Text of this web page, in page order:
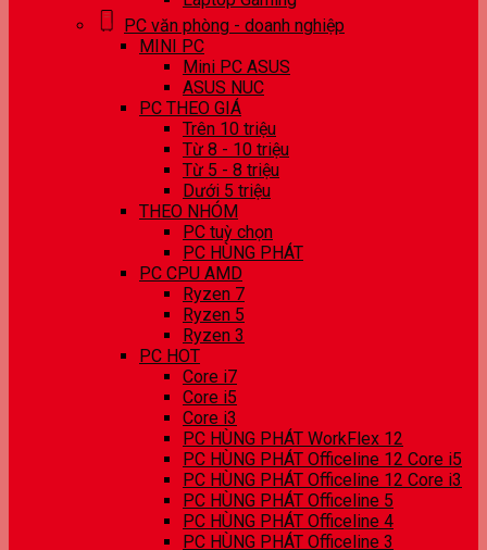
PC văn phòng - doanh nghiệp
MINI PC
Mini PC ASUS
ASUS NUC
PC THEO GIÁ
Trên 10 triệu
Từ 8 - 10 triệu
Từ 5 - 8 triệu
Dưới 5 triệu
THEO NHÓM
PC tuỳ chọn
PC HÙNG PHÁT
PC CPU AMD
Ryzen 7
Ryzen 5
Ryzen 3
PC HOT
Core i7
Core i5
Core i3
PC HÙNG PHÁT WorkFlex 12
PC HÙNG PHÁT Officeline 12 Core i5
PC HÙNG PHÁT Officeline 12 Core i3
PC HÙNG PHÁT Officeline 5
PC HÙNG PHÁT Officeline 4
PC HÙNG PHÁT Officeline 3